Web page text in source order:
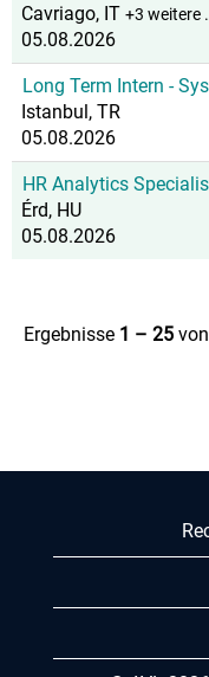
Cavriago, IT +3 weitere
05.08.2026
Long Term Intern -
Istanbul, TR
05.08.2026
HR Analytics
Érd, HU
05.08.2026
Ergebnisse 1 – 25 von